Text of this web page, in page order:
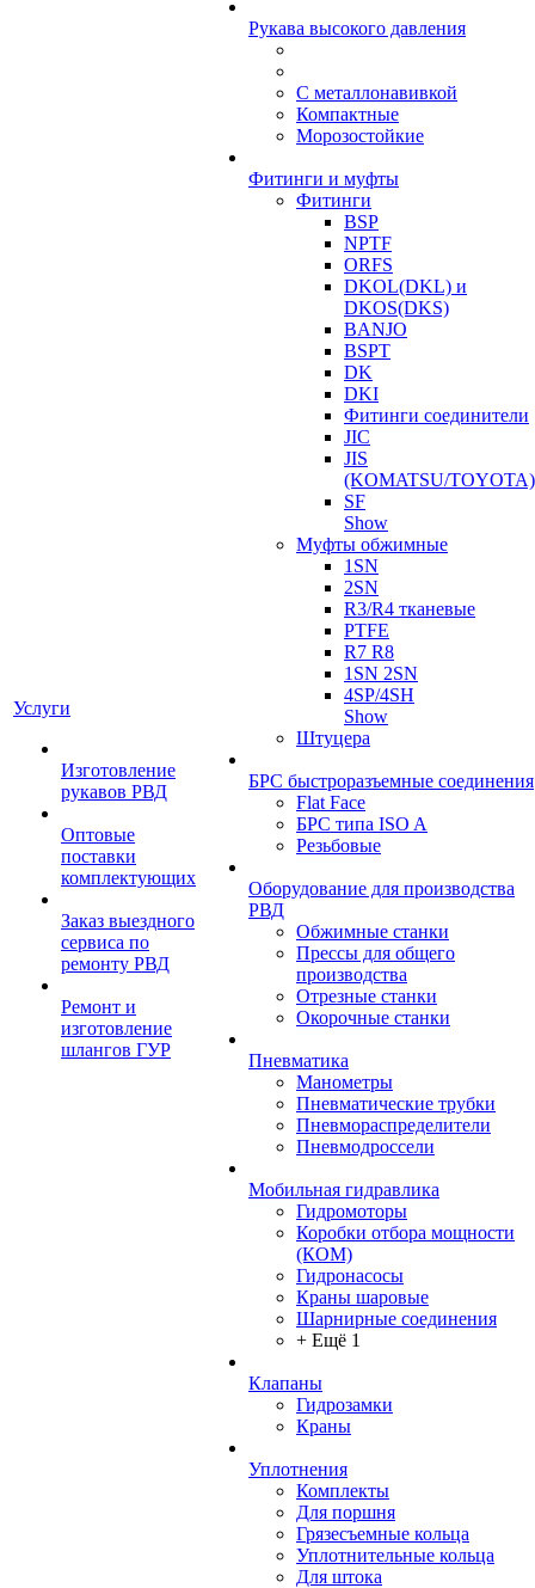
Услуги
Изготовление
рукавов РВД
Оптовые
поставки
комплектующих
Заказ выездного
сервиса по
ремонту РВД
Ремонт и
изготовление
шлангов ГУР
Рукава высокого давления
С металлонавивкой
Компактные
Морозостойкие
Фитинги и муфты
Фитинги
BSP
NPTF
ORFS
DKOL(DKL) и
DKOS(DKS)
BANJO
BSPT
DK
DKI
Фитинги соединители
JIC
JIS
(KOMATSU/TOYOTA)
SF
Show
Муфты обжимные
1SN
2SN
R3/R4 тканевые
PTFE
R7 R8
1SN 2SN
4SP/4SH
Show
Штуцера
БРС быстроразъемные соединения
Flat Face
БРС типа ISO A
Резьбовые
Оборудование для производства
РВД
Обжимные станки
Прессы для общего
производства
Отрезные станки
Окорочные станки
Пневматика
Манометры
Пневматические трубки
Пневмораспределители
Пневмодроссели
Мобильная гидравлика
Гидромоторы
Коробки отбора мощности
(КОМ)
Гидронасосы
Краны шаровые
Шарнирные соединения
+ Ещё 1
Клапаны
Гидрозамки
Краны
Уплотнения
Комплекты
Для поршня
Грязесъемные кольца
Уплотнительные кольца
Для штока